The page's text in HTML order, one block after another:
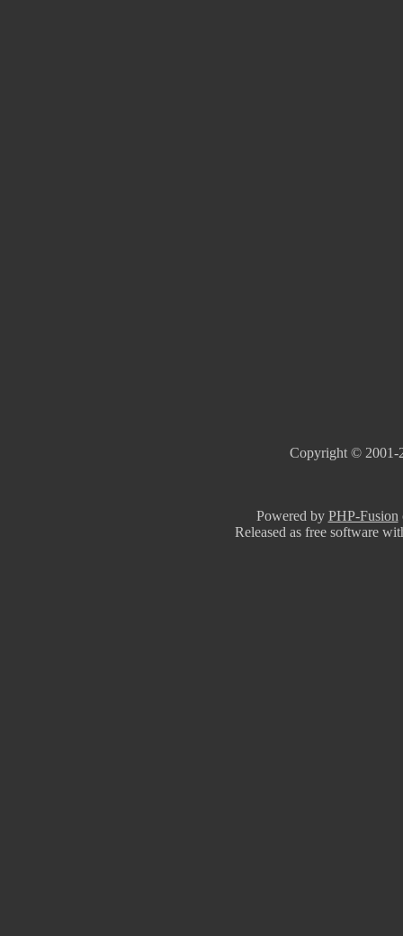
Copyright © 2001-
Powered by PHP-Fusion
Released as free software